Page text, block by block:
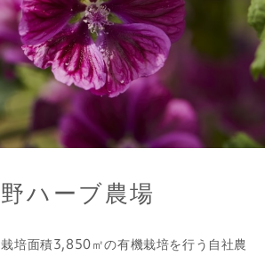
ハーブ農場
培面積3,850㎡の有機栽培を行う自社農